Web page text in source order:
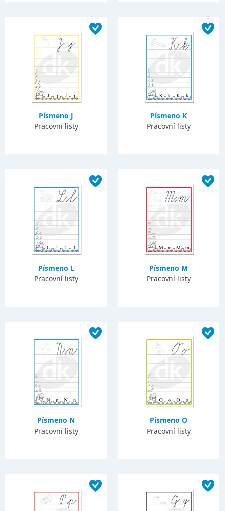
Písmeno J
Pracovní listy
Písmeno K
Pracovní listy
Písmeno L
Pracovní listy
Písmeno M
Pracovní listy
Písmeno N
Pracovní listy
Písmeno O
Pracovní listy